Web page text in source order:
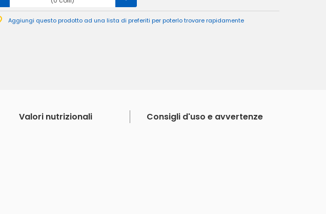
Aggiungi questo prodotto ad una lista di preferiti per poterlo trovare rapidamente
Valori nutrizionali Consigli d'uso e avvertenze